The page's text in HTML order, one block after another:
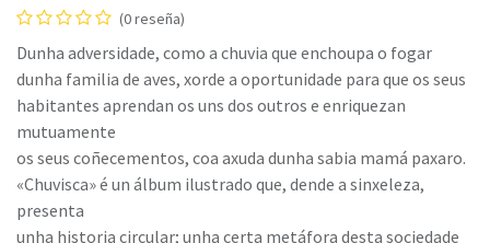
(0 reseña)
Dunha adversidade, como a chuvia que enchoupa o fogar
dunha familia de aves, xorde a oportunidade para que os seus
habitantes aprendan os uns dos outros e enriquezan
mutuamente
os seus coñecementos, coa axuda dunha sabia mamá paxaro.
«Chuvisca» é un álbum ilustrado que, dende a sinxeleza,
presenta
unha historia circular; unha certa metáfora desta sociedade